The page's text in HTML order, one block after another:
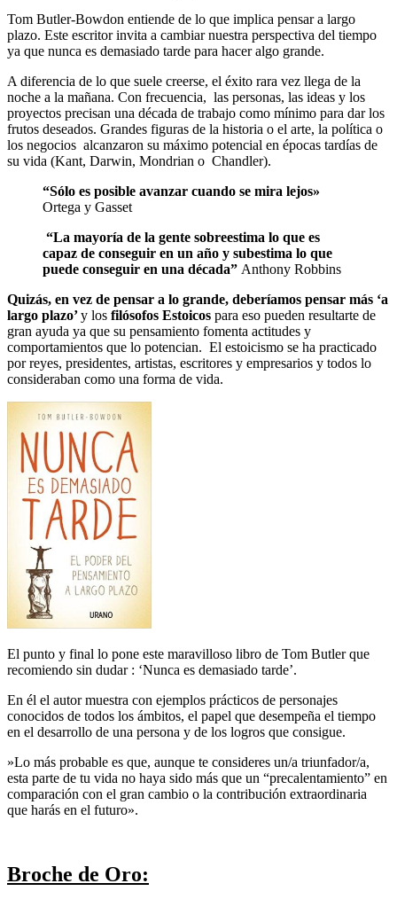
Tom Butler-Bowdon entiende de lo que implica pensar a largo
plazo. Este escritor invita a cambiar nuestra perspectiva del tiempo
ya que nunca es demasiado tarde para hacer algo grande.
A diferencia de lo que suele creerse, el éxito rara vez llega de la
noche a la mañana. Con frecuencia, las personas, las ideas y los
proyectos precisan una década de trabajo como mínimo para dar los
frutos deseados. Grandes figuras de la historia o el arte, la política o
los negocios alcanzaron su máximo potencial en épocas tardías de
su vida (Kant, Darwin, Mondrian o Chandler).
“Sólo es posible avanzar cuando se mira lejos»
Ortega y Gasset
“La mayoría de la gente sobreestima lo que es
capaz de conseguir en un año y subestima lo que
puede conseguir en una década” Anthony Robbins
Quizás, en vez de pensar a lo grande, deberíamos pensar más ‘a
largo plazo’y los filósofos Estoicos para eso pueden resultarte de
gran ayuda ya que su pensamiento fomenta actitudes y
comportamientos que lo potencian. El estoicismo se ha practicado
por reyes, presidentes, artistas, escritores y empresarios y todos lo
consideraban como una forma de vida.
El punto y final lo pone este maravilloso libro de Tom Butler que
recomiendo sin dudar : ‘Nunca es demasiado tarde’.
En él el autor muestra con ejemplos prácticos de personajes
conocidos de todos los ámbitos, el papel que desempeña el tiempo
en el desarrollo de una persona y de los logros que consigue.
»Lo más probable es que, aunque te consideres un/a triunfador/a,
esta parte de tu vida no haya sido más que un “precalentamiento” en
comparación con el gran cambio o la contribución extraordinaria
que harás en el futuro».
Broche de Oro: